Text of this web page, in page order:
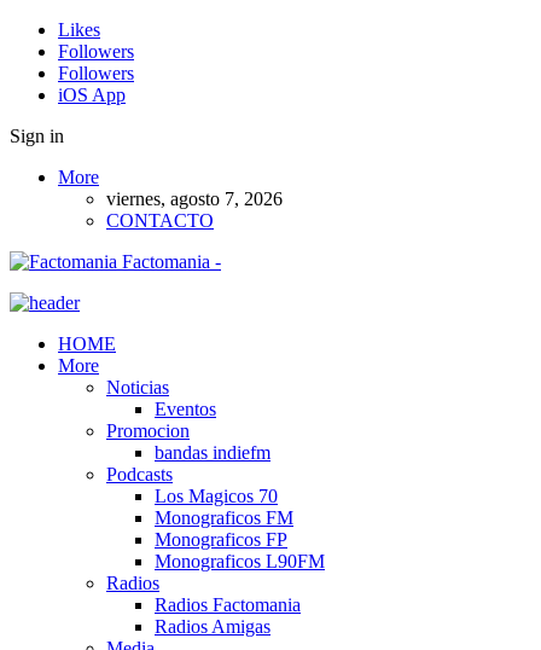
Likes
Followers
Followers
iOS App
Sign in
More
viernes, agosto 7, 2026
CONTACTO
Factomania -
HOME
More
Noticias
Eventos
Promocion
bandas indiefm
Podcasts
Los Magicos 70
Monograficos FM
Monograficos FP
Monograficos L90FM
Radios
Radios Factomania
Radios Amigas